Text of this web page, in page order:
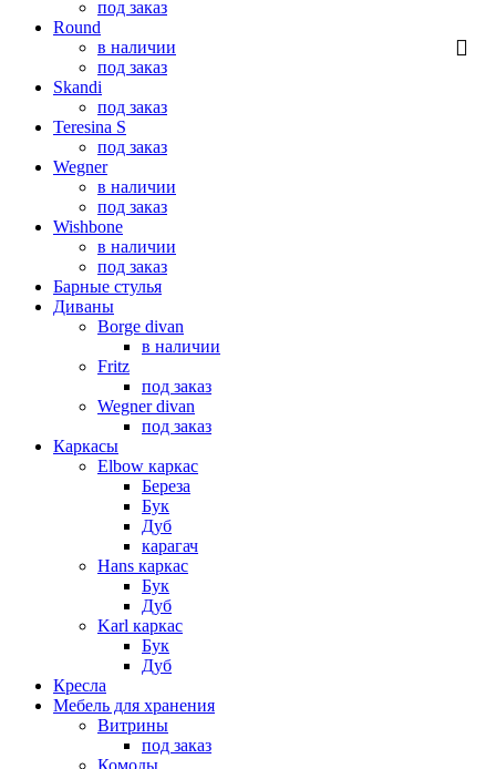
под заказ
Round
в наличии
под заказ
Skandi
под заказ
Teresina S
под заказ
Wegner
в наличии
под заказ
Wishbone
в наличии
под заказ
Барные стулья
Диваны
Borge divan
в наличии
Fritz
под заказ
Wegner divan
под заказ
Каркасы
Elbow каркас
Береза
Бук
Дуб
карагач
Hans каркас
Бук
Дуб
Karl каркас
Бук
Дуб
Кресла
Мебель для хранения
Витрины
под заказ
Комоды